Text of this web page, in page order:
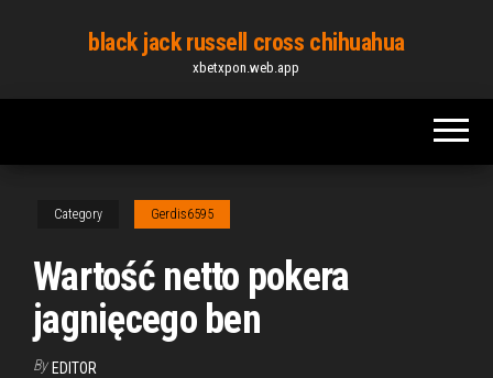
content
black jack russell cross chihuahua
xbetxpon.web.app
Category Gerdis6595
Wartość netto pokera
jagnięcego ben
By EDITOR